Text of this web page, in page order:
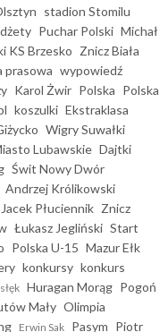
stadion Stomilu
Puchar Polski Michał
KS Brzesko Znicz Biała
prasowa wypowiedź
Karol Żwir Polska Polska
koszulki Ekstraklasa
Wigry Suwałki
Lubawskie Dajtki
Świt Nowy Dwór
Andrzej Królikowski
Jacek Płuciennik Znicz
Łukasz Jegliński Start
Polska U-15 Mazur Ełk
konkursy konkurs
Huragan Morąg Pogoń
Mały Olimpia
Erwin Sak Pasym Piotr